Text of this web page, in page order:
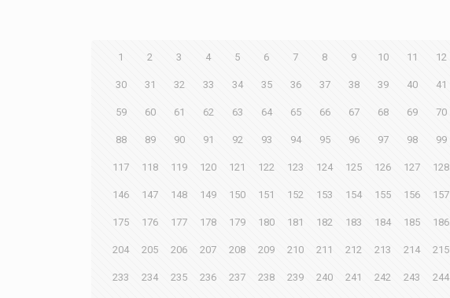
1 2 3 4 5 6 7 8 9 10 11 12
30 31 32 33 34 35 36 37 38 39 40 41
59 60 61 62 63 64 65 66 67 68 69 70
88 89 90 91 92 93 94 95 96 97 98 99
117 118 119 120 121 122 123 124 125 126 127 128
146 147 148 149 150 151 152 153 154 155 156 157
175 176 177 178 179 180 181 182 183 184 185 186
204 205 206 207 208 209 210 211 212 213 214 215
233 234 235 236 237 238 239 240 241 242 243 244